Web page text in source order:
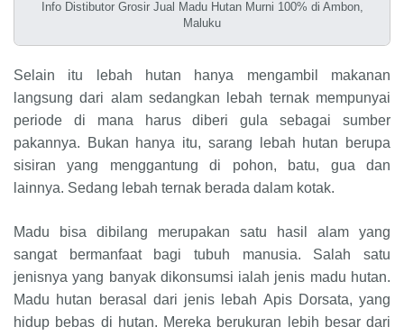
Info Distibutor Grosir Jual Madu Hutan Murni 100% di Ambon,
Maluku
Selain itu lebah hutan hanya mengambil makanan
langsung dari alam sedangkan lebah ternak mempunyai
periode di mana harus diberi gula sebagai sumber
pakannya. Bukan hanya itu, sarang lebah hutan berupa
sisiran yang menggantung di pohon, batu, gua dan
lainnya. Sedang lebah ternak berada dalam kotak.
Madu bisa dibilang merupakan satu hasil alam yang
sangat bermanfaat bagi tubuh manusia. Salah satu
jenisnya yang banyak dikonsumsi ialah jenis madu hutan.
Madu hutan berasal dari jenis lebah Apis Dorsata, yang
hidup bebas di hutan. Mereka berukuran lebih besar dari